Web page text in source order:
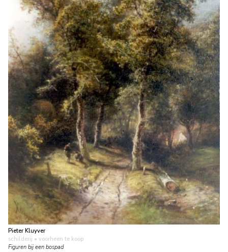
Pieter Kluyver
schilderij • voorheen te koop
Figuren bij een bospad